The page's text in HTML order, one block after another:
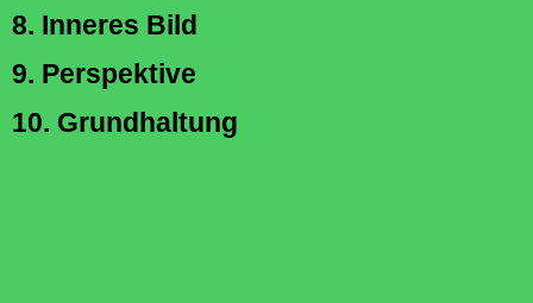
8. Inneres Bild
9. Perspektive
10. Grundhaltung